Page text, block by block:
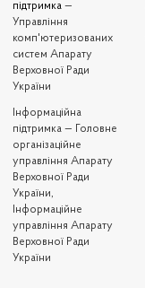
підтримка —
Управління
комп'ютеризованих
систем Апарату
Верховної Ради
України
Iнформаційна
підтримка — Головне
організаційне
управління Апарату
Верховної Ради
України,
Інформаційне
управління Апарату
Верховної Ради
України